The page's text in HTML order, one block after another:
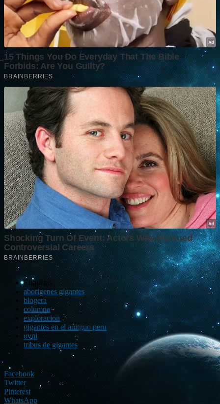
Etiquetas
aborigenes gigantes
blogera
columna
exploracion
gigantes en el anitguo peru
ovni
tribus de gigantes
Facebook
Twitter
Pinterest
WhatsApp